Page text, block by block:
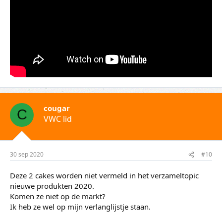
C cougar
VWC lid
30 sep 2020 #10
Deze 2 cakes worden niet vermeld in het verzameltopic
nieuwe produkten 2020.
Komen ze niet op de markt?
Ik heb ze wel op mijn verlanglijstje staan.